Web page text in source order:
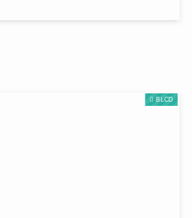
BLCD